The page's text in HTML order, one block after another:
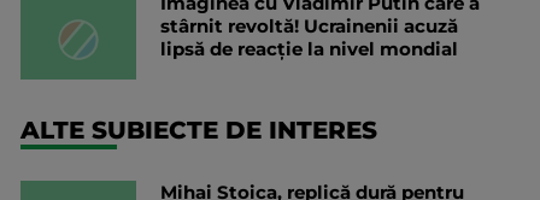
stârnit revoltă! Ucrainenii acuză
lipsă de reacție la nivel mondial
ALTE SUBIECTE DE INTERES
Mihai Stoica, replică dură pentru